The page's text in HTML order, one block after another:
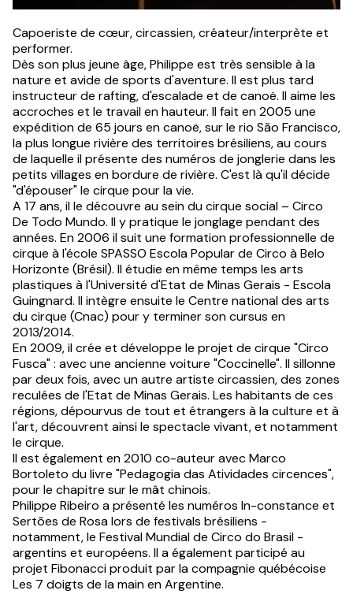
Capoeriste de cœur, circassien, créateur/interprète et
performer.
Dès son plus jeune âge, Philippe est très sensible à la
nature et avide de sports d'aventure. Il est plus tard
instructeur de rafting, d'escalade et de canoë. Il aime les
accroches et le travail en hauteur. Il fait en 2005 une
expédition de 65 jours en canoë, sur le rio São Francisco,
la plus longue rivière des territoires brésiliens, au cours
de laquelle il présente des numéros de jonglerie dans les
petits villages en bordure de rivière. C'est là qu'il décide
"d'épouser" le cirque pour la vie.
A 17 ans, il le découvre au sein du cirque social – Circo
De Todo Mundo. Il y pratique le jonglage pendant des
années. En 2006 il suit une formation professionnelle de
cirque à l'école SPASSO Escola Popular de Circo à Belo
Horizonte (Brésil). Il étudie en même temps les arts
plastiques à l'Université d'Etat de Minas Gerais - Escola
Guingnard. Il intègre ensuite le Centre national des arts
du cirque (Cnac) pour y terminer son cursus en
2013/2014.
En 2009, il crée et développe le projet de cirque "Circo
Fusca" : avec une ancienne voiture "Coccinelle". Il sillonne
par deux fois, avec un autre artiste circassien, des zones
reculées de l'Etat de Minas Gerais. Les habitants de ces
régions, dépourvus de tout et étrangers à la culture et à
l'art, découvrent ainsi le spectacle vivant, et notamment
le cirque.
Il est également en 2010 co-auteur avec Marco
Bortoleto du livre "Pedagogia das Atividades circences",
pour le chapitre sur le mât chinois.
Philippe Ribeiro a présenté les numéros In-constance et
Sertões de Rosa lors de festivals brésiliens -
notamment, le Festival Mundial de Circo do Brasil -
argentins et européens. Il a également participé au
projet Fibonacci produit par la compagnie québécoise
Les 7 doigts de la main en Argentine.